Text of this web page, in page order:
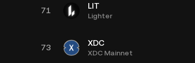
71 LIT
Lighter
73 XDC
XDC Mainnet